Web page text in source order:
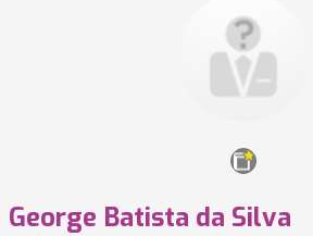
George Batista da Silva